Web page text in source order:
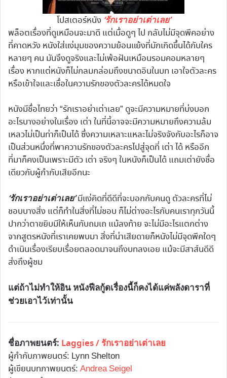
โปสเตอร์หนัง ‘รักเราอย่าเต่าเลย’
พล็อตเรื่องที่ดูเหมือนจะมาดี แต่เมื่อดูๆ ไป กลับไม่มีจุดพีคอย่าง
ที่คาดหวัง หนังใส่แง่มุมของความย้อนแย้งที่มักเกิดขึ้นได้กับใคร
หลายๆ คน มันจึงดูจริงและไม่เพ้อฝันเหมือนรอมคอมหลายๆ
เรื่อง หากแต่หนังก็ไม่กลมกล่อมถึงขนาดอินในบท เอาใจตัวละคร
หรือเข้าใจและเชื่อในความรักของตัวละครได้หมดใจ
หนังมีชื่อไทยว่า “รักเราอย่าเต่าเลย” ดูจะมีความหมายที่บ่งบอก
อะไรบางอย่างในเรื่อง เต่า ในที่นี้อาจจะมีความหมายถึงความล้ม
เหลวไม่เป็นท่าก็เป็นได้ ซึ่งความเหลาะแหละไม่จริงจังกับอะไรก็อาจ
เป็นส่วนหนึ่งที่พาความรักของตัวละครไปสู่จุดที่ เต่า ได้ หรืออีก
ที่มาก็คงเป็นเพราะมีตัว เต่า จริงๆ ในหนังก็เป็นได้ แถมเต่ายังชื่อ
เดียวกับผู้กำกับเสียอีกนะ
‘รักเราอย่าเต่าเลย’มีแง่คิดที่ดีดีที่จะบอกกับคนดู ตัวละครที่ไม่
ชอบบางสิ่ง แต่ก็ทำในสิ่งที่ไม่ชอบ ก็ไม่ต่างอะไรกับคนเราทุกวันนี้
ปากว่าตาขยิบมีให้เห็นกับถมเถ แม้ลงท้าย จะไม่มีอะไรแตกต่าง
จากสูตรหนังที่เราเคยพบมา สิ่งที่น่าเสียดายก็หนังไม่มีจุดพีคใดๆ
ดำเนินเรื่องเรียบเรื่อยตลอดมาจนถึงบทลงเอย แม้จะมีสาส์นดีดี
ส่งถึงผู้ชม
แต่ถ้าไม่ทำให้อิน หนังฟีลกู้ดเรื่องนี้ก็คงได้แค่พลังดาราที่
ช่วยเอาไว้เท่านั้น
ชื่อภาพยนตร์: Laggies / รักเราอย่าเต่าเลย
ผู้กำกับภาพยนตร์: Lynn Shelton
ผู้เขียนบทภาพยนตร์: Andrea Seigel